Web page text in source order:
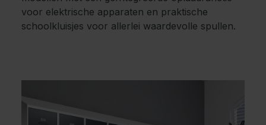
voor elektrische apparaten en praktische
schoolkluisjes voor allerlei waardevolle spullen.